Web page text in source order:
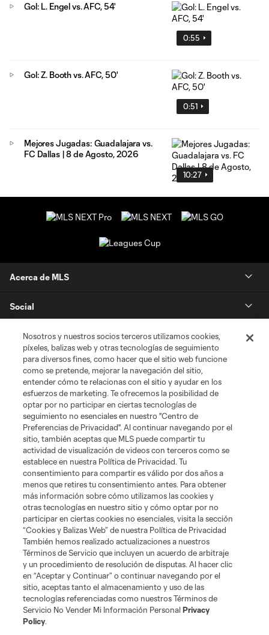
0:55
Gol: L. Engel vs. AFC, 54'
0:51
Gol: Z. Booth vs. AFC, 50'
10:27
Mejores Jugadas: Guadalajara vs.
FC Dallas | 8 de Agosto, 2026
Acerca de MLS
Social
Tienda
Club Sites
Términos de servicio Política de privacidad
No vender mi información
Cookies Settings
©2026 MLS. El nombre y escudo de la Major League Soccer y MLS son
marcas registradas de League Soccer, L.L.C. (“MLS”). Los nombres y logos
de los equipos de la MLS están registrados y son marcas bajo ley común
de la MLS o son usadas con el permiso de sus propietarios. Uso
desautorizado está prohibido.
Nosotros y nuestros socios terceros utilizamos cookies,
píxeles, balizas web y otras tecnologías de seguimiento
para diversos fines, como hacer que el sitio web funcione
como se pretende, mejorar la navegación del sitio,
entender cómo te relacionas con el sitio y ayudar en los
esfuerzos de marketing. Te ofrecemos la posibilidad de
optar por no participar en ciertas tecnologías de
seguimiento no esenciales en nuestro "Centro de
Preferencias de Privacidad". Al continuar navegando por el
sitio, también aceptas que MLS puede compartir tu
actividad de visualización de videos con terceros como se
establece en nuestra Política de Privacidad. Tu
consentimiento para compartir es válido por dos años a
menos que retires tu consentimiento antes. Para obtener
más información sobre cómo utilizamos las cookies y
otras tecnologías en nuestro sitio y cómo optar por no
participar en ciertas cookies no esenciales, visita la sección
“Cookies y Balizas Web” de nuestra Política de Privacidad
También hemos realizado actualizaciones a nuestros
Términos de Servicio que incluyen un acuerdo de arbitraje
y un procedimiento de resolución de disputas. Al hacer clic
en “Aceptar y Continuar” o continuar navegando por el
sitio, aceptas tanto el almacenamiento y uso de las
tecnologías referenciadas como nuestros Términos de
Servicio No Vender Mi Información PersonalPrivacy
Policy.